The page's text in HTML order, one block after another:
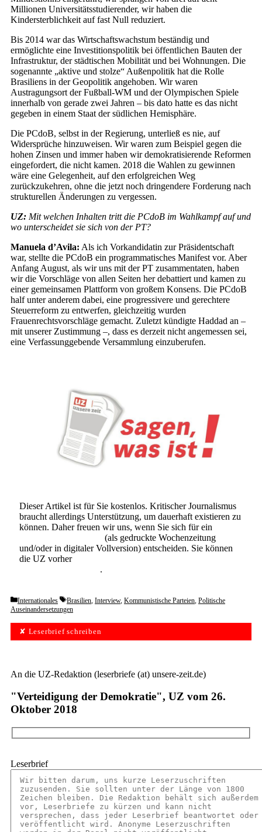
Millionen Universitätsstudierender, wir haben die
Kindersterblichkeit auf fast Null reduziert.
Bis 2014 war das Wirtschaftswachstum beständig und
ermöglichte eine Investitionspolitik bei öffentlichen Bauten der
Infrastruktur, der städtischen Mobilität und bei Wohnungen. Die
sogenannte „aktive und stolze“ Außenpolitik hat die Rolle
Brasiliens in der Geopolitik angehoben. Wir waren
Austragungsort der Fußball-WM und der Olympischen Spiele
innerhalb von gerade zwei Jahren – bis dato hatte es das nicht
gegeben in einem Staat der südlichen Hemisphäre.
Die PCdoB, selbst in der Regierung, unterließ es nie, auf
Widersprüche hinzuweisen. Wir waren zum Beispiel gegen die
hohen Zinsen und immer haben wir demokratisierende Reformen
eingefordert, die nicht kamen. 2018 die Wahlen zu gewinnen
wäre eine Gelegenheit, auf den erfolgreichen Weg
zurückzukehren, ohne die jetzt noch dringendere Forderung nach
strukturellen Änderungen zu vergessen.
UZ: Mit welchen Inhalten tritt die PCdoB im Wahlkampf auf und
wo unterscheidet sie sich von der PT?
Manuela d’Avila: Als ich Vorkandidatin zur Präsidentschaft
war, stellte die PCdoB ein programmatisches Manifest vor. Aber
Anfang August, als wir uns mit der PT zusammentaten, haben
wir die Vorschläge von allen Seiten her debattiert und kamen zu
einer gemeinsamen Plattform von großem Konsens. Die PCdoB
half unter anderem dabei, eine progressivere und gerechtere
Steuerreform zu entwerfen, gleichzeitig wurden
Frauenrechtsvorschläge gemacht. Zuletzt kündigte Haddad an –
mit unserer Zustimmung –, dass es derzeit nicht angemessen sei,
eine Verfassunggebende Versammlung einzuberufen.
Dieser Artikel ist für Sie kostenlos. Kritischer Journalismus
braucht allerdings Unterstützung, um dauerhaft existieren zu
können. Daher freuen wir uns, wenn Sie sich für ein
(als gedruckte Wochenzeitung
und/oder in digitaler Vollversion) entscheiden. Sie können
die UZ vorher
.
Categories
Internationales Tags
Brasilien, Interview, Kommunistische Parteien, Politische
Auseinandersetzungen
✘ Leserbrief schreiben
An die UZ-Redaktion (leserbriefe (at) unsere-zeit.de)
"Verteidigung der Demokratie", UZ vom 26.
Oktober 2018
Leserbrief